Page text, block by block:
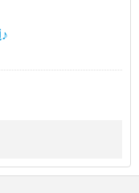
に観光するのに利用さ